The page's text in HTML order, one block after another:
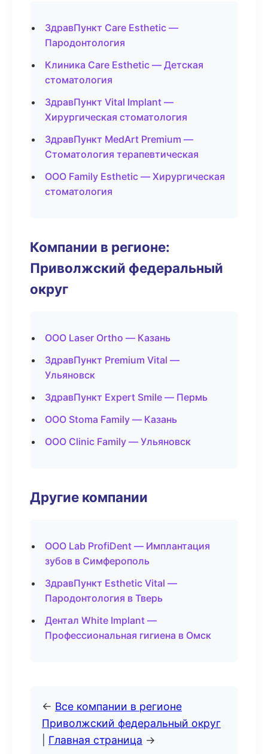
ЗдравПункт Care Esthetic —
Пародонтология
Клиника Care Esthetic — Детская
стоматология
ЗдравПункт Vital Implant —
Хирургическая стоматология
ЗдравПункт MedArt Premium —
Стоматология терапевтическая
ООО Family Esthetic — Хирургическая
стоматология
Компании в регионе:
Приволжский федеральный
округ
ООО Laser Ortho — Казань
ЗдравПункт Premium Vital —
Ульяновск
ЗдравПункт Expert Smile — Пермь
ООО Stoma Family — Казань
ООО Clinic Family — Ульяновск
Другие компании
ООО Lab ProfiDent — Имплантация
зубов в Симферополь
ЗдравПункт Esthetic Vital —
Пародонтология в Тверь
Дентал White Implant —
Профессиональная гигиена в Омск
← Все компании в регионе
Приволжский федеральный округ
Главная страница →